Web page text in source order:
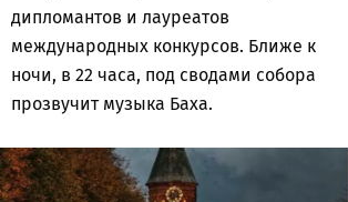
дипломантов и лауреатов
международных конкурсов. Ближе к
ночи, в 22 часа, под сводами собора
прозвучит музыка Баха.